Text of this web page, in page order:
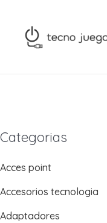
contenido
Categorias
Acces point
Accesorios tecnologia
Adaptadores